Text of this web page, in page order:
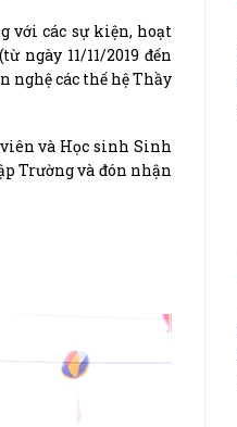
với các sự kiện, hoạt
11/11/2019 đến
nghệ các thế hệ Thầy
và Học sinh Sinh
Trường và đón nhận